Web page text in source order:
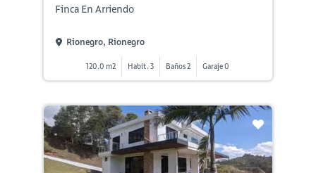
Finca En Arriendo
Rionegro, Rionegro
120.0 m2 Habit. 3 Baños 2 Garaje 0